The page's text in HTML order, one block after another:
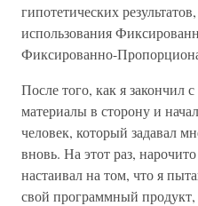
гипотетических
использования
Фиксированно-
После того, как я закончил
материалы в сторону и
человек, который задавал
вновь. На этот раз,
настаивал на том, что я
свой программный продукт,